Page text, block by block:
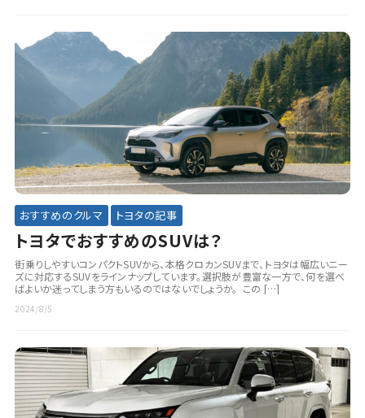
おすすめのクルマ トヨタの記事
トヨタでおすすめのSUVは？
街乗りしやすいコンパクトSUVから、本格クロカンSUVまで、トヨタは幅広いニー
ズに対応するSUVをラインナップしています。選択肢が豊富な一方で、何を選べ
ばよいか迷ってしまう方もいるのではないでしょうか。 この […]
2024/8/5